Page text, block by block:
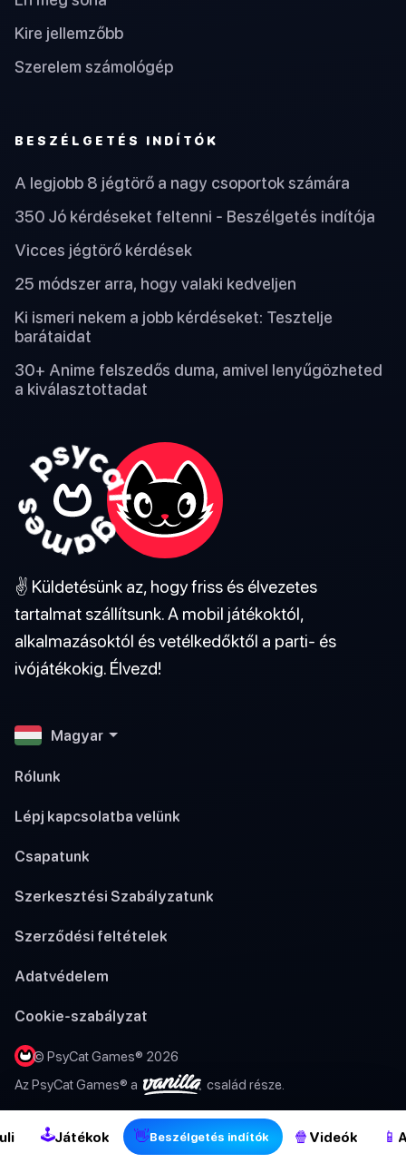
2
🕹Játékok 👋Beszélgetés indítók 🍿 Videók 📱
Kire jellemzőbb
Szerelem számológép
BESZÉLGETÉS INDÍTÓK
A legjobb 8 jégtörő a nagy csoportok számára
350 Jó kérdéseket feltenni - Beszélgetés indítója
Vicces jégtörő kérdések
25 módszer arra, hogy valaki kedveljen
Ki ismeri nekem a jobb kérdéseket: Tesztelje
barátaidat
30+ Anime felszedős duma, amivel lenyűgözheted
a kiválasztottadat
✌️ Küldetésünk az, hogy friss és élvezetes
tartalmat szállítsunk. A mobil játékoktól,
alkalmazásoktól és vetélkedőktől a parti- és
ivójátékokig. Élvezd!
Magyar
Rólunk
Lépj kapcsolatba velünk
Csapatunk
Szerkesztési Szabályzatunk
Szerződési feltételek
Adatvédelem
Cookie-szabályzat
© PsyCat Games® 2026
Az PsyCat Games® a
család része.